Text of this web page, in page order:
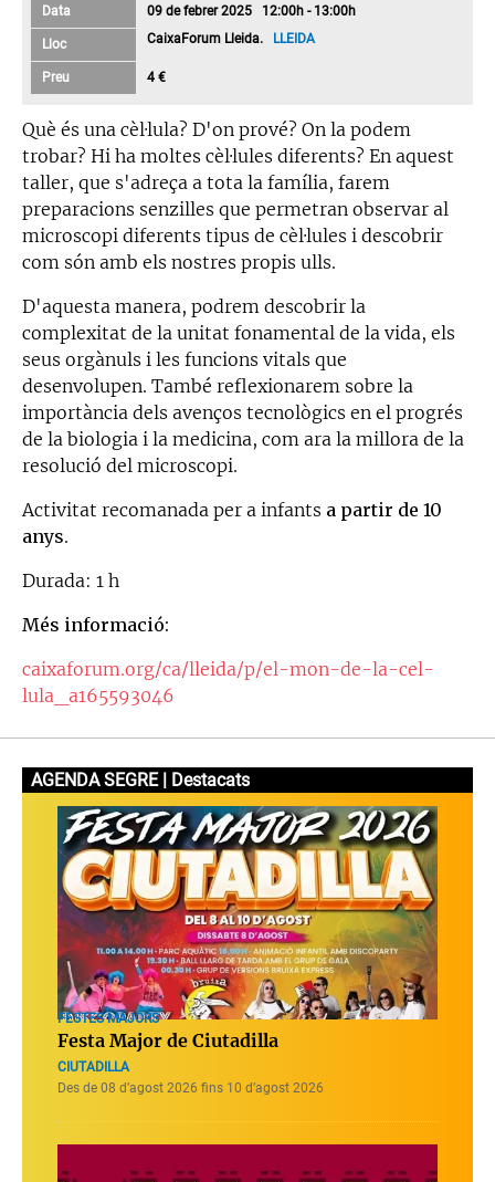
Data 09 de febrer 2025 12:00h - 13:00h
Lloc CaixaForum Lleida. LLEIDA
Preu 4 €
Què és una cèl·lula? D'on prové? On la podem
trobar? Hi ha moltes cèl·lules diferents? En aquest
taller, que s'adreça a tota la família, farem
preparacions senzilles que permetran observar al
microscopi diferents tipus de cèl·lules i descobrir
com són amb els nostres propis ulls.
D'aquesta manera, podrem descobrir la
complexitat de la unitat fonamental de la vida, els
seus orgànuls i les funcions vitals que
desenvolupen. També reflexionarem sobre la
importància dels avenços tecnològics en el progrés
de la biologia i la medicina, com ara la millora de la
resolució del microscopi.
Activitat recomanada per a infants a partir de 10
anys.
Durada: 1 h
Més informació:
caixaforum.org/ca/lleida/p/el-mon-de-la-cel-
lula_a165593046
AGENDA SEGRE | Destacats
FESTES MAJORS
Festa Major de Ciutadilla
CIUTADILLA
Des de 08 d’agost 2026 fins 10 d’agost 2026